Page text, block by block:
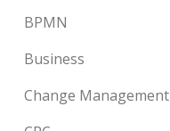
BPMN
Business
Change Management